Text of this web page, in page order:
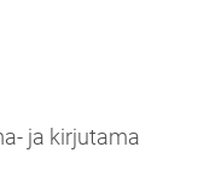
ja kirjutama